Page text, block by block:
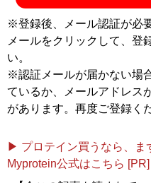
地
店
そ
に
※登録後、メール認証が必
メールをクリックして、登
い。
※認証メールが届かない場
ているか、メールアドレス
があります。再度ご登録く
▶ プロテイン買うなら、ま
Myprotein公式はこちら [PR]